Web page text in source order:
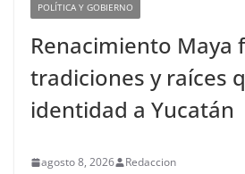
POLÍTICA Y GOBIERNO
Renacimiento Maya
tradiciones y raíces
identidad a Yucatán
agosto 8, 2026 Redaccion